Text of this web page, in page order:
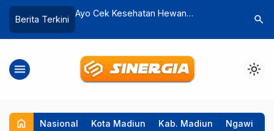
Berita Terkini
DLH Ponorogo Minta Petani Keramba
Kolam
search
menu light_mode
home Nasional Kota Madiun Kab. Madiun Ngawi